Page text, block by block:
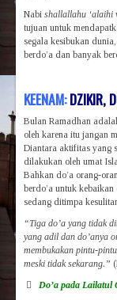
Nabi shallallahu ‘alaihi
tujuan untuk
segala kesibukan
berdo’a dan banyak
KEENAM:DZIKIR,
Bulan Ramadhan
oleh karena itu jangan
Diantara aktifitas yang
dilakukan oleh umat
Bahkan do’a orang-
berdo’a untuk
sedang ditimpa
“Tiga do’a yang tidak
yang adil dan do’anya
membukakan pintu-
meski tidak sekarang.”

Do’a pada Lailatul